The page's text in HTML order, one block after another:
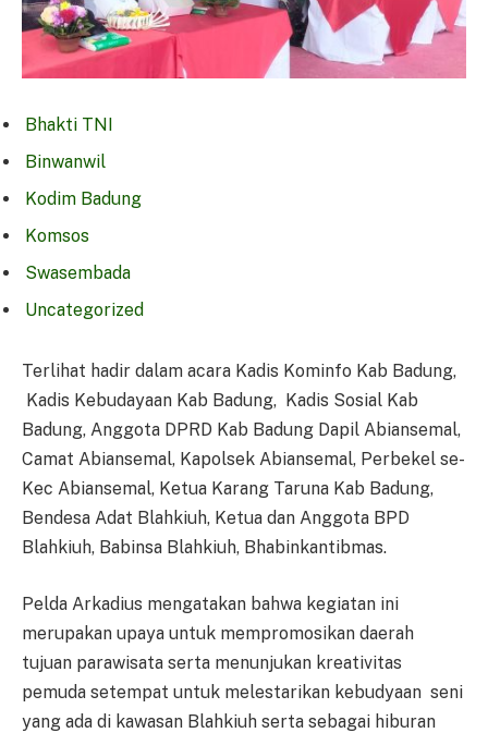
Bhakti TNI
Binwanwil
Kodim Badung
Komsos
Swasembada
Uncategorized
Terlihat hadir dalam acara Kadis Kominfo Kab Badung,
Kadis Kebudayaan Kab Badung, Kadis Sosial Kab
Badung, Anggota DPRD Kab Badung Dapil Abiansemal,
Camat Abiansemal, Kapolsek Abiansemal, Perbekel se-
Kec Abiansemal, Ketua Karang Taruna Kab Badung,
Bendesa Adat Blahkiuh, Ketua dan Anggota BPD
Blahkiuh, Babinsa Blahkiuh, Bhabinkantibmas.
Pelda Arkadius mengatakan bahwa kegiatan ini
merupakan upaya untuk mempromosikan daerah
tujuan parawisata serta menunjukan kreativitas
pemuda setempat untuk melestarikan kebudyaan seni
yang ada di kawasan Blahkiuh serta sebagai hiburan